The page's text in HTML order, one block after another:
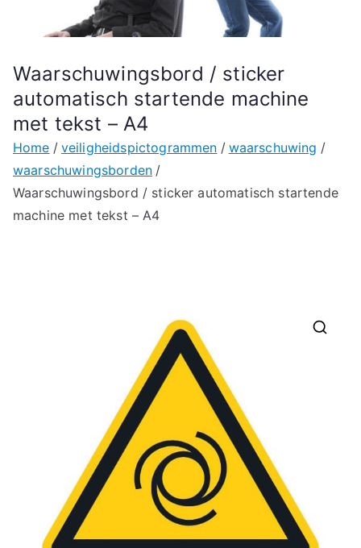
Waarschuwingsbord / sticker
automatisch startende machine
met tekst – A4
Home veiligheidspictogrammen
waarschuwing
waarschuwingsborden
Waarschuwingsbord / sticker automatisch startende
machine met tekst – A4